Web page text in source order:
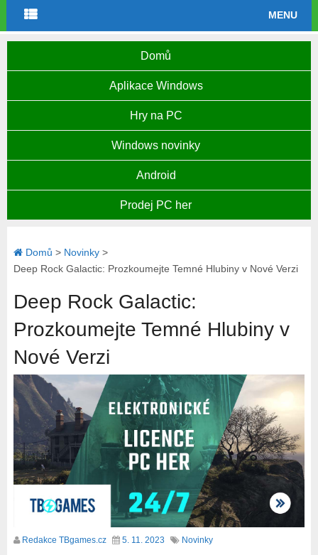
MENU
Domů
Aplikace Windows
Hry na PC
Windows novinky
Android
Prodej PC her
Domů > Novinky>
Deep Rock Galactic: Prozkoumejte Temné Hlubiny v Nové Verzi
Deep Rock Galactic:
Prozkoumejte Temné Hlubiny v
Nové Verzi
Redakce TBgames.cz 5. 11. 2023 Novinky